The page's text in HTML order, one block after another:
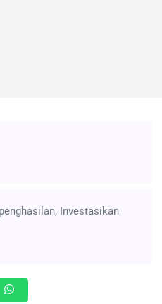
Investasikan